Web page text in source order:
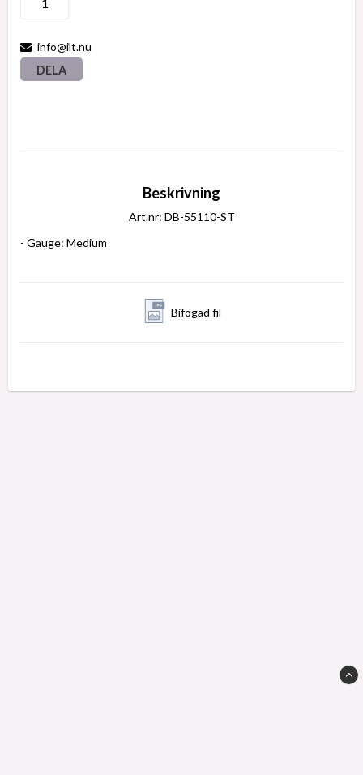
info@ilt.nu
DELA
Beskrivning
Art.nr: DB-55110-ST
- Gauge: Medium
Bifogad fil